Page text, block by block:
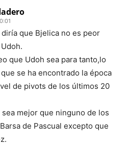
que Bjelica no es peor
que Udoh sea para tanto,lo
se ha encontrado la época
de pivots de los últimos 20
mejor que ninguno de los
de Pascual excepto que